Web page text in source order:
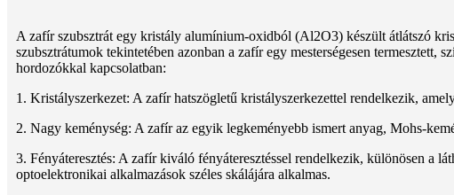
A zafír szubsztrát egy kristály alumínium-oxidból (Al2O3) készült átlátszó
szubsztrátumok tekintetében azonban a zafír egy mesterségesen
hordozókkal kapcsolatban:
1. Kristályszerkezet: A zafír hatszögletű kristályszerkezettel rendelkezik,
2. Nagy keménység: A zafír az egyik legkeményebb ismert anyag, Mohs-
3. Fényáteresztés: A zafír kiváló fényáteresztéssel rendelkezik, különösen a
optoelektronikai alkalmazások széles skálájára alkalmas.